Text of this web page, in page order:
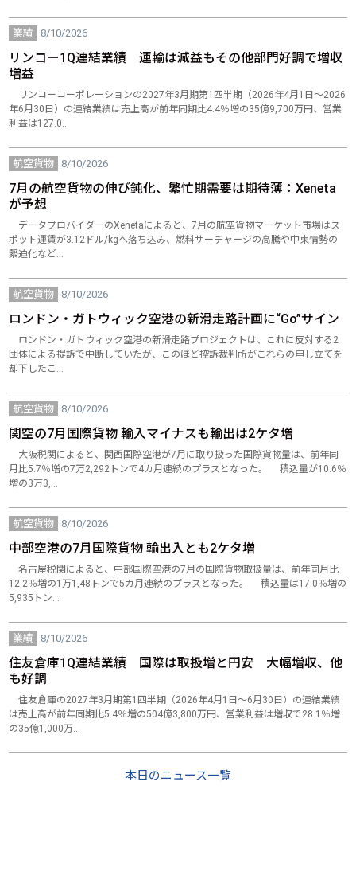
業績 8/10/2026
リンコー1Q連結業績 運輸は減益もその他部門好調で増収
増益
リンコーコーポレーションの2027年3月期第1四半期（2026年4月1日～2026
年6月30日）の連結業績は売上高が前年同期比4.4％増の35億9,700万円、営業
利益は127.0…
航空貨物 8/10/2026
7月の航空貨物の伸び鈍化、繁忙期需要は期待薄：Xeneta
が予想
データプロバイダーのXenetaによると、7月の航空貨物マーケット市場はス
ポット運賃が3.12ドル/kgへ落ち込み、燃料サーチャージの高騰や中東情勢の
緊迫化など…
航空貨物 8/10/2026
ロンドン・ガトウィック空港の新滑走路計画に“Go”サイン
ロンドン・ガトウィック空港の新滑走路プロジェクトは、これに反対する2
団体による提訴で中断していたが、このほど控訴裁判所がこれらの申し立てを
却下したこ…
航空貨物 8/10/2026
関空の7月国際貨物 輸入マイナスも輸出は2ケタ増
大阪税関によると、関西国際空港が7月に取り扱った国際貨物量は、前年同
月比5.7％増の7万2,292トンで4カ月連続のプラスとなった。 積込量が10.6％
増の3万3,…
航空貨物 8/10/2026
中部空港の7月国際貨物 輸出入とも2ケタ増
名古屋税関によると、中部国際空港の7月の国際貨物取扱量は、前年同月比
12.2％増の1万1,48トンで5カ月連続のプラスとなった。 積込量は17.0％増の
5,935トン…
業績 8/10/2026
住友倉庫1Q連結業績 国際は取扱増と円安 大幅増収、他
も好調
住友倉庫の2027年3月期第1四半期（2026年4月1日～6月30日）の連結業績
は売上高が前年同期比5.4％増の504億3,800万円、営業利益は増収で28.1％増
の35億1,000万…
本日のニュース一覧